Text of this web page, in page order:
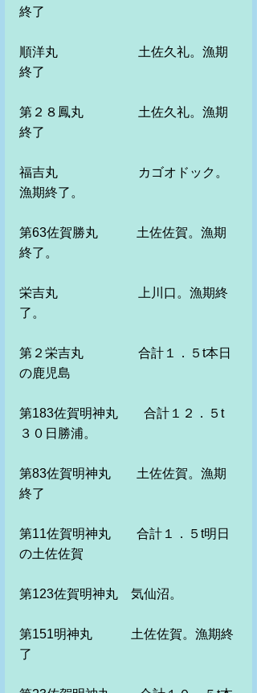
終了
順洋丸　　　　　 　土佐久礼。漁期
終了
第２８鳳丸　　　　 土佐久礼。漁期
終了
福吉丸　　　　　　 カゴオドック。
漁期終了。
第63佐賀勝丸　　　土佐佐賀。漁期
終了。
栄吉丸　　　　　　 上川口。漁期終
了。
第２栄吉丸　　　　 合計１．５t本日
の鹿児島
第183佐賀明神丸　　合計１２．５t
３０日勝浦。
第83佐賀明神丸　　土佐佐賀。漁期
終了
第11佐賀明神丸　　合計１．５t明日
の土佐佐賀
第123佐賀明神丸　気仙沼。
第151明神丸　　　土佐佐賀。漁期終
了